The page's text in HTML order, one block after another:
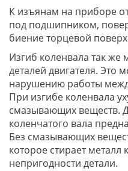
К изъянам на приборе
под подшипником,
биение торцевой
Изгиб коленвала так же
деталей двигателя. Это
нарушению работы
При изгибе коленвала
смазывающих веществ.
коленчатого вала
Без смазывающих
которое стирает металл
непригодности детали.